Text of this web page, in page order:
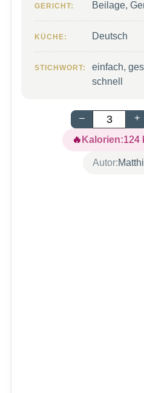
GERICHT: Beilage,
KÜCHE: Deutsch
STICHWORT:
einfach,
schnell
– +
Kalorien:124
Autor: